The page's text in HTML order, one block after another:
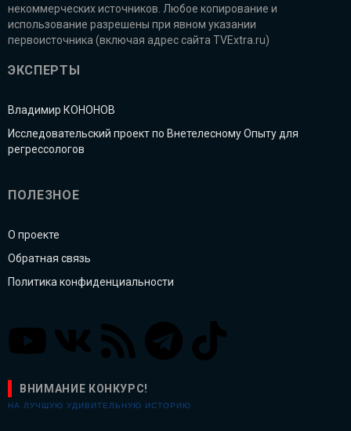
некоммерческих источников. Любое копирование и
использование разрешены при явном указании
первоисточника (включая адрес сайта TVExtra.ru)
ЭКСПЕРТЫ
Владимир КОНОНОВ
Исследовательский проект по Внетелесному Опыту для
регрессологов
ПОЛЕЗНОЕ
О проекте
Обратная связь
Политика конфиденциальности
ВНИМАНИЕ КОНКУРС!
НА ЛУЧШУЮ УДИВИТЕЛЬНУЮ ИСТОРИЮ